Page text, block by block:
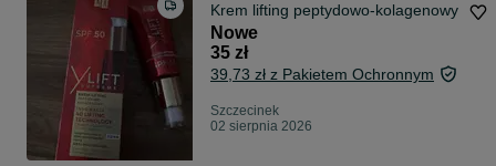
Krem lifting peptydowo-kolagenowy
Nowe
35 zł
39,73 zł z Pakietem Ochronnym
Szczecinek
02 sierpnia 2026